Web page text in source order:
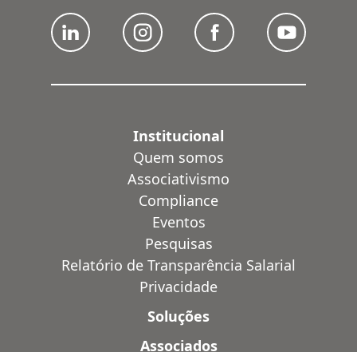
Institucional
Quem somos
Associativismo
Compliance
Eventos
Pesquisas
Relatório de Transparência Salarial
Privacidade
Soluções
Associados